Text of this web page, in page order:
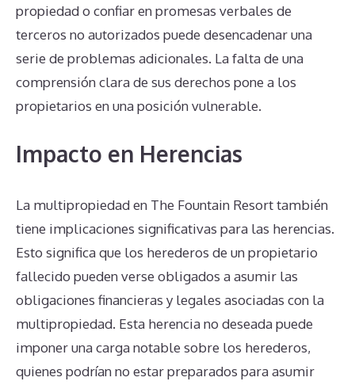
propiedad o confiar en promesas verbales de
terceros no autorizados puede desencadenar una
serie de problemas adicionales. La falta de una
comprensión clara de sus derechos pone a los
propietarios en una posición vulnerable.
Impacto en Herencias
La multipropiedad en The Fountain Resort también
tiene implicaciones significativas para las herencias.
Esto significa que los herederos de un propietario
fallecido pueden verse obligados a asumir las
obligaciones financieras y legales asociadas con la
multipropiedad. Esta herencia no deseada puede
imponer una carga notable sobre los herederos,
quienes podrían no estar preparados para asumir